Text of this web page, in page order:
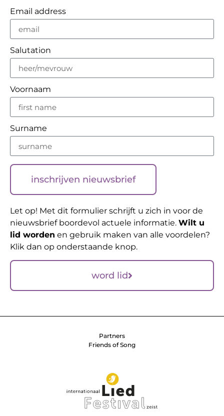
Email address
Salutation
Voornaam
Surname
inschrijven nieuwsbrief
Let op! Met dit formulier schrijft u zich in voor de
nieuwsbrief boordevol actuele informatie. Wilt u
lid worden en gebruik maken van alle voordelen?
Klik dan op onderstaande knop.
word lid
Partners
Friends of Song